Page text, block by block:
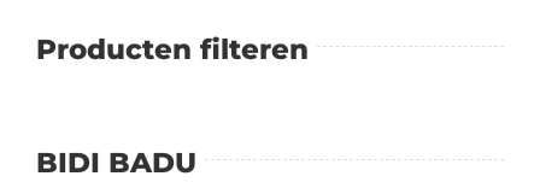
Producten filteren
BIDI BADU